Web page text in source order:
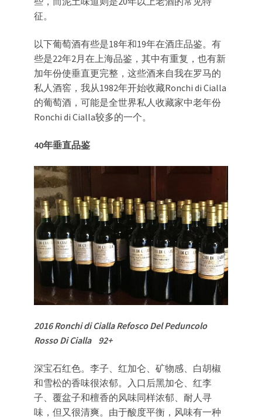
征。
以下葡萄酒有些是18年和19年在酒庄品鉴。有
些是22年2月在上海品鉴，其中有重复，也有新
加年份使垂直更完整，这些酒来自我在罗马的
私人酒窖，我从1982年开始收藏Ronchi di Cialla
的葡萄酒，可能是全世界私人收藏家中老年份
Ronchi di Cialla较多的一个。
40年垂直品鉴
2016 Ronchi di Cialla Refosco Del Peduncolo
Rosso Di Cialla 92+
深宝石红色。李子、红加仑、矿物感、白胡椒
和雪松的香味很浓郁。入口后黑加仑、红李
子、覆盆子和檀香的风味同样浓郁、耐人寻
味，但又很清爽。由于酸度平衡，风味有一种